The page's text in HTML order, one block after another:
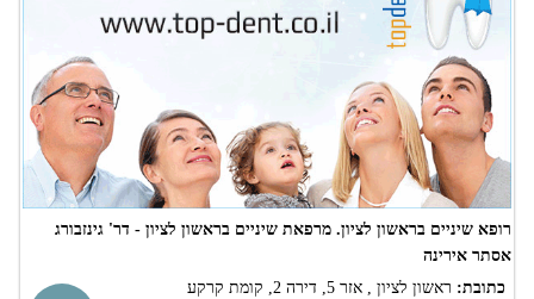
רופא שיניים בראשון לציון. מרפאת שיניים בראשון לציון - דר' גינזבורג
אסתר אירינה
כתובת: ראשון לציון , אזר 5, דירה 2, קומת קרקע